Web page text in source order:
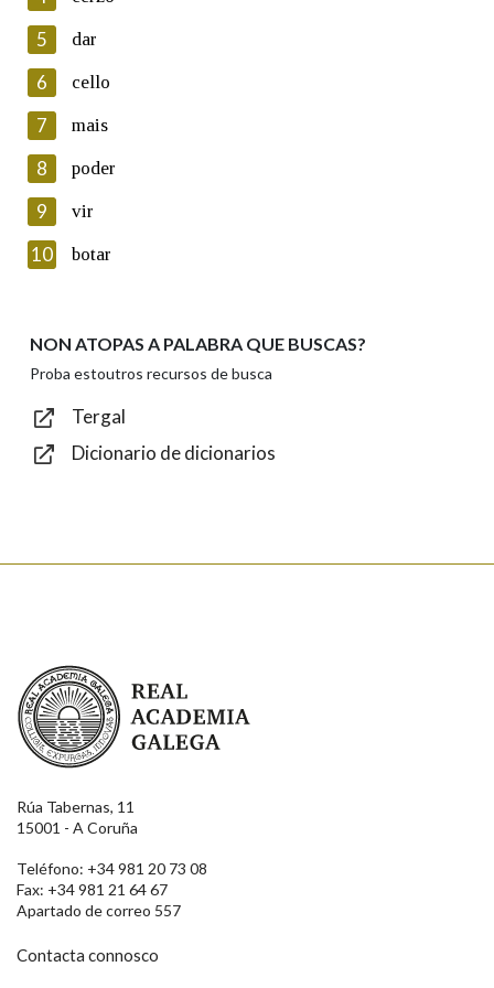
Lin e acepto as condicións da política de
Introduce o código que aparece na imaxe:
Texto de verificación
Enviar
5 dar
6 cello
7 mais
8 poder
9 vir
10 botar
NON ATOPAS A PALABRA QUE BUSCAS?
Proba estoutros recursos de busca
Tergal
Dicionario de dicionarios
Real Academia Galega
Rúa Tabernas, 11
15001 - A Coruña
Teléfono: +34 981 20 73 08
Fax: +34 981 21 64 67
Apartado de correo 557
Contacta connosco